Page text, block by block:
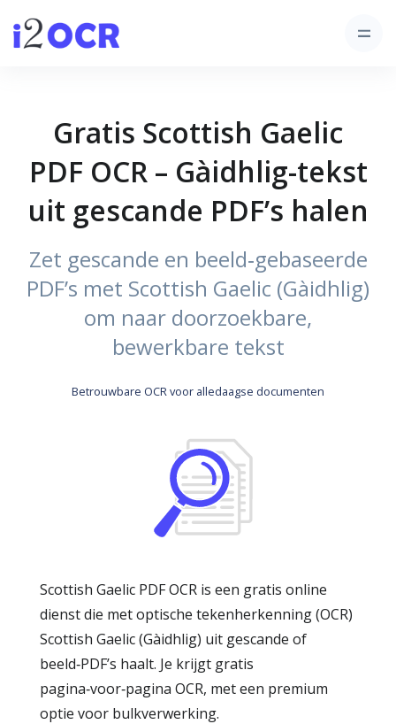
Gratis Scottish Gaelic
PDF OCR – Gàidhlig-tekst
uit gescande PDF’s halen
Zet gescande en beeld‑gebaseerde
PDF’s met Scottish Gaelic (Gàidhlig)
om naar doorzoekbare,
bewerkbare tekst
Betrouwbare OCR voor alledaagse documenten
Scottish Gaelic PDF OCR is een gratis online
dienst die met optische tekenherkenning (OCR)
Scottish Gaelic (Gàidhlig) uit gescande of
beeld‑PDF’s haalt. Je krijgt gratis
pagina‑voor‑pagina OCR, met een premium
optie voor bulkverwerking.